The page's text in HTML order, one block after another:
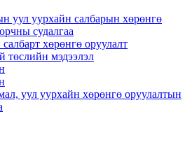
уул уурхайн салбарын хөрөнгө
судалгаа
хөрөнгө оруулалт
төслийн мэдээлэл
уул уурхайн хөрөнгө оруулалтын